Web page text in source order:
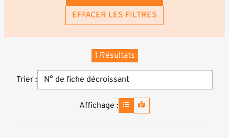
EFFACER LES FILTRES
Trier :
1 Résultats
Affichage :